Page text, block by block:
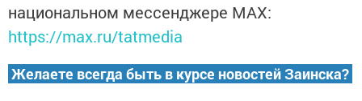
национальном мессенджере MАХ:
https://max.ru/tatmedia
Желаете всегда быть в курсе новостей Заинска?